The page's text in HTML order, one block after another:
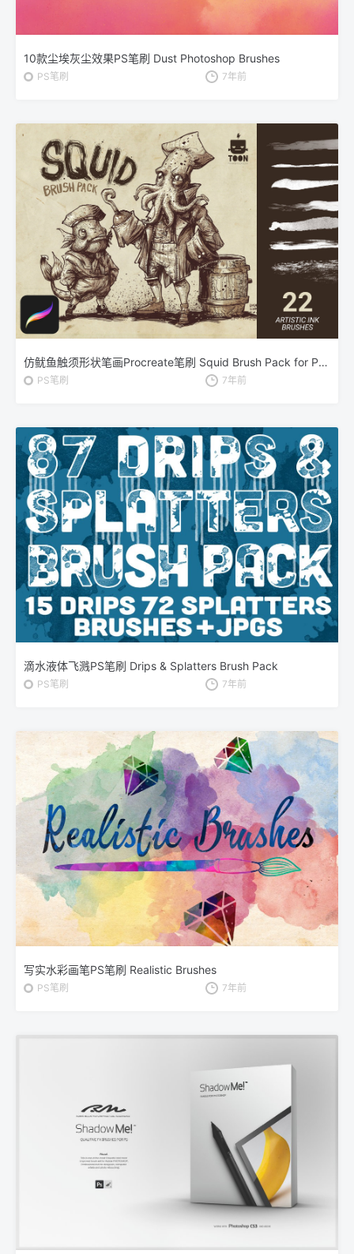
10款尘埃灰尘效果PS笔刷 Dust Photoshop Brushes
PS笔刷 7年前
仿鱿鱼触须形状笔画Procreate笔刷 Squid Brush Pack for Procreate
PS笔刷 7年前
滴水液体飞溅PS笔刷 Drips & Splatters Brush Pack
PS笔刷 7年前
写实水彩画笔PS笔刷 Realistic Brushes
PS笔刷 7年前